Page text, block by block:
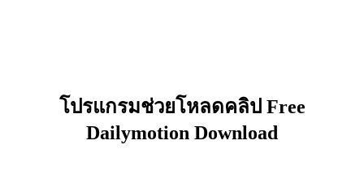
โปรแกรมช่วยโหลดคลิป Free
Dailymotion Download